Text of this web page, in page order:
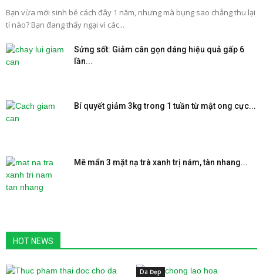
Bạn vừa mới sinh bé cách đây 1 năm, nhưng mà bụng sao chẳng thu lại
tí nào? Bạn đang thấy ngại vì các...
Sửng sốt: Giảm cân gọn dáng hiệu quả gấp 6
lần...
Bí quyết giảm 3kg trong 1 tuần từ mật ong cực...
Mê mẩn 3 mặt nạ trà xanh trị nám, tàn nhang...
HOT NEWS
Da Đẹp